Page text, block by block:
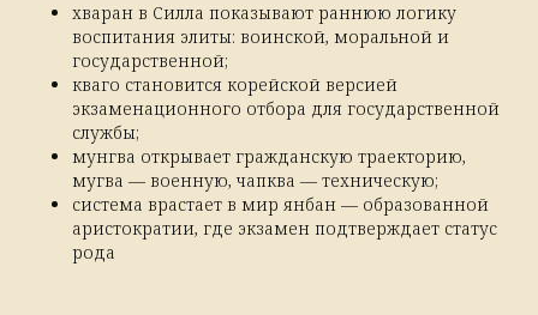
хваран в Силла показывают раннюю логику
воспитания элиты: воинской, моральной и
государственной;
кваго становится корейской версией
экзаменационного отбора для государственной
службы;
мунгва открывает гражданскую траекторию,
мугва — военную, чапква — техническую;
система врастает в мир янбан — образованной
аристократии, где экзамен подтверждает статус
рода